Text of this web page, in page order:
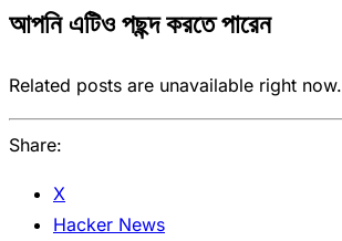
আপনি এটিও পছন্দ করতে পারেন
Related posts are unavailable right now.
Share:
X
Hacker News